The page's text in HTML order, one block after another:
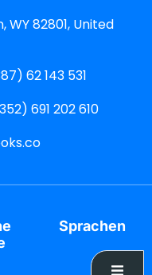
WY 82801, United
62 143 531
691 202 610
Sprachen